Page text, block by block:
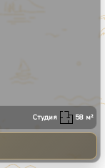
Студия 58 м²